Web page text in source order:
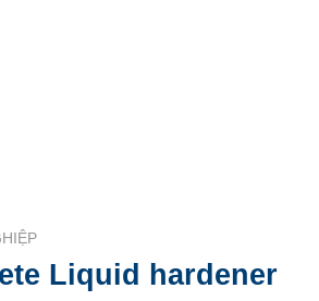
Liquid hardener